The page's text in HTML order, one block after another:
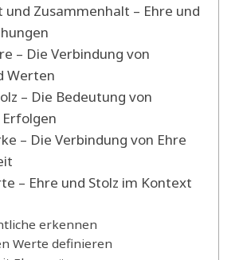
und Zusammenhalt – Ehre und
– Die Verbindung von
Werten
– Die Bedeutung von
– Die Verbindung von Ehre
– Ehre und Stolz im Kontext
erkennen
Werte definieren